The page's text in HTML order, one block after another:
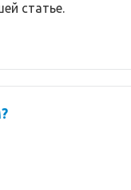
статье.